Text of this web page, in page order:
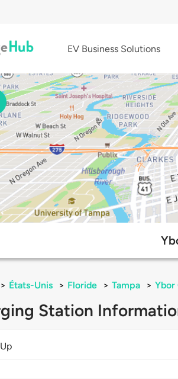
EV Business Solutions
> États-Unis > Floride > Tampa >
Station